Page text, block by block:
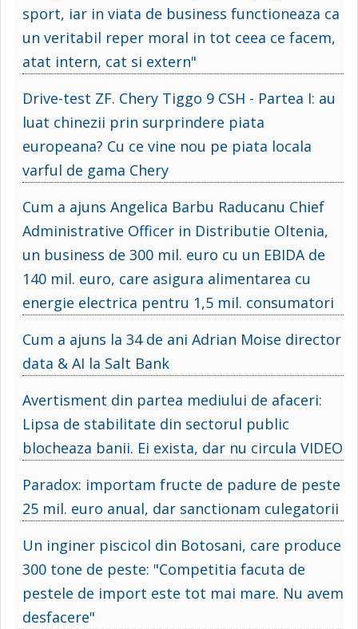
sport, iar in viata de business functioneaza ca
un veritabil reper moral in tot ceea ce facem,
atat intern, cat si extern"
Drive-test ZF. Chery Tiggo 9 CSH - Partea I: au
luat chinezii prin surprindere piata
europeana? Cu ce vine nou pe piata locala
varful de gama Chery
Cum a ajuns Angelica Barbu Raducanu Chief
Administrative Officer in Distributie Oltenia,
un business de 300 mil. euro cu un EBIDA de
140 mil. euro, care asigura alimentarea cu
energie electrica pentru 1,5 mil. consumatori
Cum a ajuns la 34 de ani Adrian Moise director
data & AI la Salt Bank
Avertisment din partea mediului de afaceri:
Lipsa de stabilitate din sectorul public
blocheaza banii. Ei exista, dar nu circula VIDEO
Paradox: importam fructe de padure de peste
25 mil. euro anual, dar sanctionam culegatorii
Un inginer piscicol din Botosani, care produce
300 tone de peste: "Competitia facuta de
pestele de import este tot mai mare. Nu avem
desfacere"